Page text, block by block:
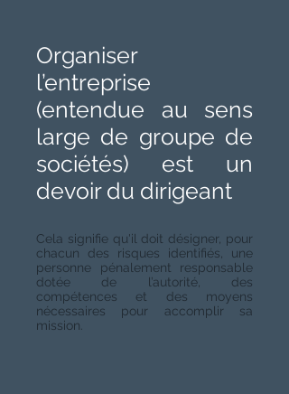
Organiser
l’entreprise
(entendue au sens
large de groupe de
sociétés) est un
devoir du dirigeant
Cela signifie qu'il doit désigner, pour
chacun des risques identifiés, une
personne pénalement responsable
dotée de l’autorité, des
compétences et des moyens
nécessaires pour accomplir sa
mission.